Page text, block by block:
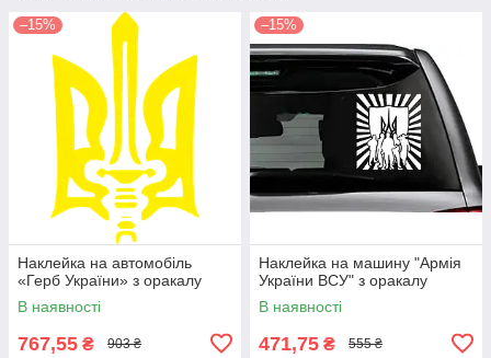
–15%
Наклейка на автомобіль
«Герб України» з оракалу
В наявності
767,55 ₴ 903 ₴
–15%
Наклейка на машину "Армія
України ВСУ" з оракалу
В наявності
471,75 ₴ 555 ₴